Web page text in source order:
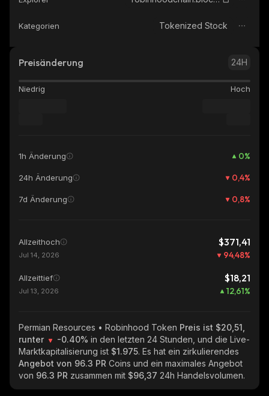
Kategorien Tokenized Stock
Preisänderung 24H
Niedrig Hoch
1h Änderung 0%
24h Änderung 0,4%
7d Änderung 0,8%
Allzeithoch $371,41
Jul 14, 2026 94,48%
Allzeittief $18,21
Jul 13, 2026 12,61%
Permian Resources • Robinhood Token Preis ist $20,51,
runter
-0.40% in den letzten 24 Stunden, und die Live-
Marktkapitalisierung ist $1.975. Es hat ein zirkulierendes
Angebot von 96.3 PR Coins und ein maximales Angebot
von 96.3 PR zusammen mit $96,37 24h Handelsvolumen.